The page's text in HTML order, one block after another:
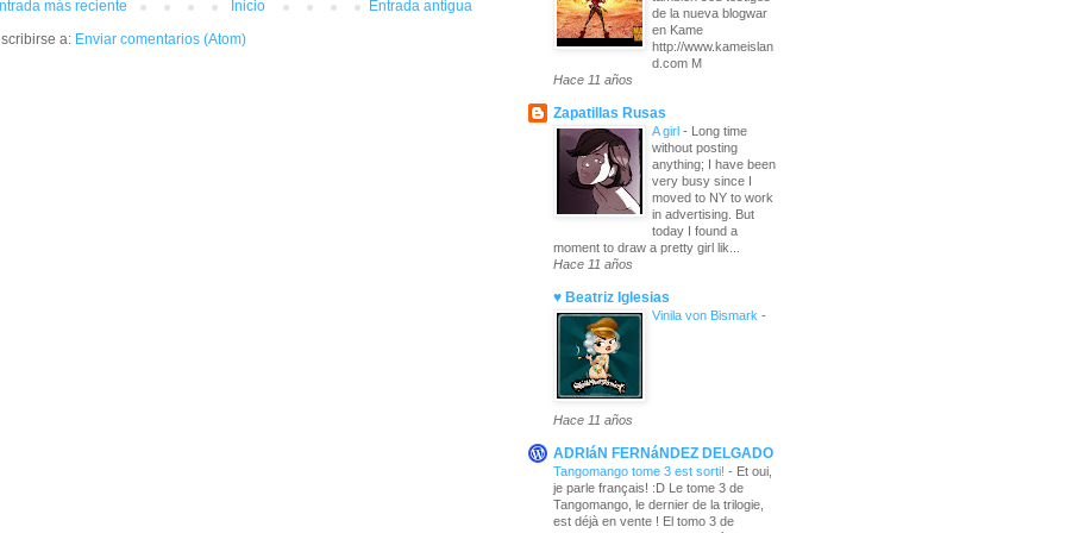
más reciente Entrada antigua
Inicio
a: Enviar comentarios (Atom)
de la nueva blogwar
en Kame
http://www.kameislan
d.com M
Hace 11 años
Zapatillas Rusas
A girl -
Long time
without posting
anything; I have been
very busy since I
moved to NY to work
in advertising. But
today I found a
moment to draw a pretty girl lik...
Hace 11 años
♥ Beatriz Iglesias
Vinila von Bismark -
Hace 11 años
ADRIáN FERNáNDEZ DELGADO
Tangomango tome 3 est sorti! - Et oui,
je parle français! :D Le tome 3 de
Tangomango, le dernier de la trilogie,
est déjà en vente ! El tomo 3 de